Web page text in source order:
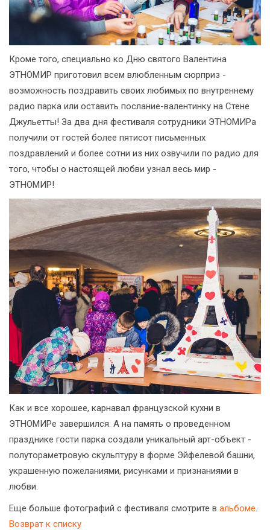
Кроме того, специально ко Дню святого Валентина
ЭТНОМИР приготовил всем влюбленным сюрприз -
возможность поздравить своих любимых по внутреннему
радио парка или оставить послание-валентинку на Стене
Джульетты! За два дня фестиваля сотрудники ЭТНОМИРа
получили от гостей более пятисот письменных
поздравлений и более сотни из них озвучили по радио для
того, чтобы о настоящей любви узнал весь мир -
ЭТНОМИР!
Как и все хорошее, карнавал французской кухни в
ЭТНОМИРе завершился. А на память о проведенном
празднике гости парка создали уникальный арт-объект -
полутораметровую скульптуру в форме Эйфелевой башни,
украшенную пожеланиями, рисунками и признаниями в
любви.
Еще больше фотографий с фестиваля смотрите в альбоме.
Возврат к списку